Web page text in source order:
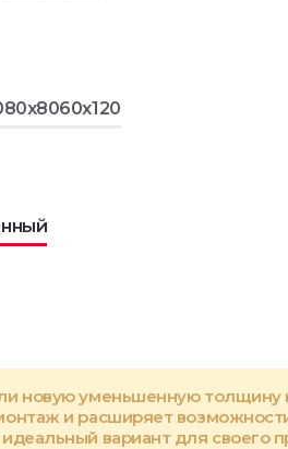
80x8060x120
новую уменьшенную толщину
и расширяет
вариант для своего